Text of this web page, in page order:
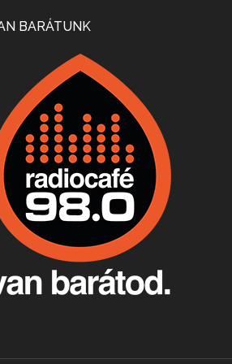
Apr 24, 2026 • 00:38:10
Villány, kékfrankos, Jackfall
Apr 17, 2026 • 00:35:38
Apr 9, 2026 • 00:37:17
BARÁTUNK